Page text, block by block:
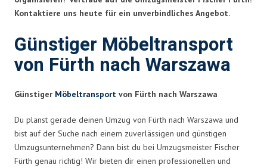
Kontaktiere uns heute für ein unverbindliches Angebot.
Günstiger Möbeltransport
von Fürth nach Warszawa
Günstiger Möbeltransport von Fürth nach Warszawa
Du planst gerade deinen Umzug von Fürth nach Warszawa und
bist auf der Suche nach einem zuverlässigen und günstigen
Umzugsunternehmen? Dann bist du bei Umzugsmeister Fischer
Fürth genau richtig! Wir bieten dir einen professionellen und